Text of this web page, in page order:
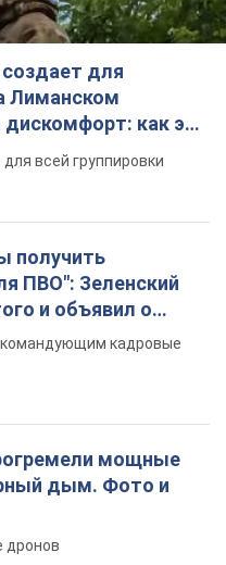
для
Лиманском
как это
всей группировки
получить
ПВО": Зеленский
и объявил о
кадровые
мощные
дым. Фото и
дронов